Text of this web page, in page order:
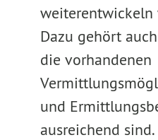
weiterentwickeln
Dazu gehört
die vorhandenen
und
ausreichend sind.